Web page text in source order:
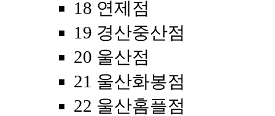
18 연제점
19 경산중산점
20 울산점
21 울산화봉점
22 울산홈플점